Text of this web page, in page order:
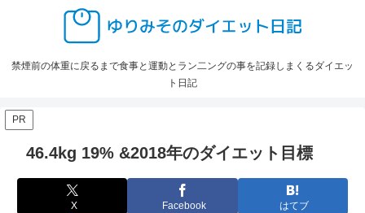
禁煙前の体重に戻るまで食事と運動とラン二ングの事を記録しまくるダイエッ
ト日記
PR
46.4kg 19% &2018年のダイエット目標
X Facebook はてブ